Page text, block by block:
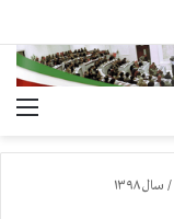
/ سال ۱۳۹۸